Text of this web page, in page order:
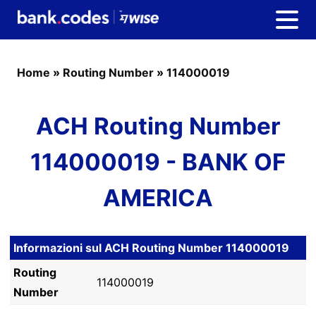
Home » Routing Number » 114000019
ACH Routing Number
114000019 - BANK OF
AMERICA
Informazioni sul ACH Routing Number 114000019
Routing
Number
114000019